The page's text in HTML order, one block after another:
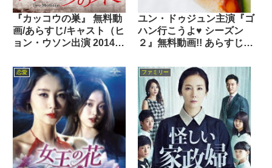
『カッコウの巣』 無料動
画/あらすじ/キャスト（ヒ
ョン・ウソン出演 2014
ユン・ドゥジュン主演『ゴ
ハン行こうよ♥ シーズン
２』無料動画!! あらすじ＆
恋愛 ファミリー